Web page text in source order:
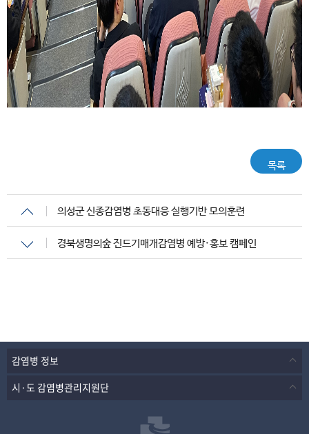
목록
의성군 신종감염병 초동대응 실행기반 모의훈련
경북생명의숲 진드기매개감염병 예방·홍보 캠페인